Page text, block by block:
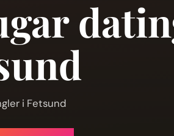
i Fetsund